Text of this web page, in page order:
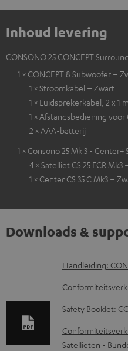
Inhoud levering
CONSONO 25 CONCEPT
1 × CONCEPT 8 Subwoofer –
1 × Stroomkabel – Zwart
1 × Luidsprekerkabel, 2 x 1
1 × Afstandsbediening voor
2 × AAA-batterij
1 × Consono 25 Mk 3 -
4 × Satelliet CS 25 FCR Mk3
1 × Center CS 35 C Mk3 –
Downloads &
D
o
w
l
Handleiding:
Safety Booklet:
Satellieten -